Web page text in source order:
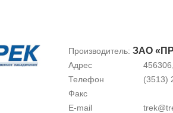
Производитель: ЗАО
Адрес
Телефон
(3513)
Факс
E-mail